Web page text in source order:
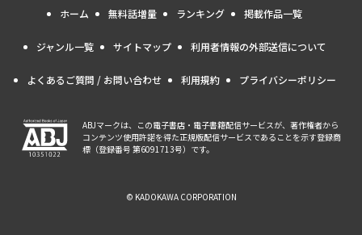
ホーム 無料話増量 ランキング 掲載作品一覧
ジャンル一覧 サイトマップ 利用者情報の外部送信について
よくあるご質問 / お問い合わせ 利用規約 プライバシーポリシー
ABJマークは、この電子書店・電子書籍配信サービスが、著作権者から
コンテンツ使用許諾を得た正規版配信サービスであることを示す登録商
標（登録番号 第6091713号）です。
© KADOKAWA CORPORATION